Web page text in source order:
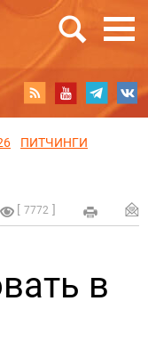
ПИТЧИНГИ
7772
в